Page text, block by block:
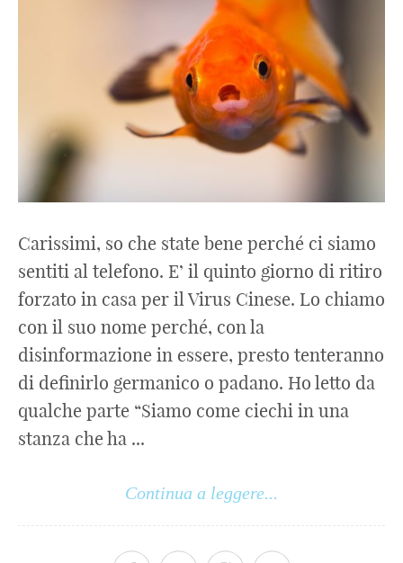
Carissimi, so che state bene perché ci siamo
sentiti al telefono. E’ il quinto giorno di ritiro
forzato in casa per il Virus Cinese. Lo chiamo
con il suo nome perché, con la
disinformazione in essere, presto tenteranno
di definirlo germanico o padano. Ho letto da
qualche parte “Siamo come ciechi in una
stanza che ha ...
Continua a leggere...